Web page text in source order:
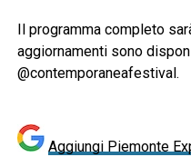
Il programma completo
aggiornamenti sono
@contemporaneafestival.
Aggiungi Piemonte